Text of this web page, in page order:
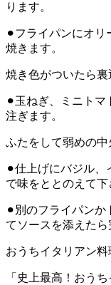
ります。
⚫︎フライパンにオ
焼きます。
焼き色がついたら裏
⚫︎玉ねぎ、ミニト
注ぎます。
ふたをして弱めの中
⚫︎仕上げにバジル
で味をととのえて下
⚫︎別のフライパン
てソースを添えたら
おうちイタリアン
「史上最高！おう